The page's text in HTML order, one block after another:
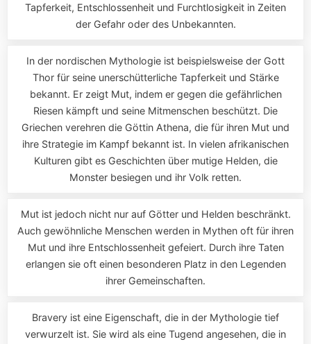
Tapferkeit, Entschlossenheit und Furchtlosigkeit in Zeiten
der Gefahr oder des Unbekannten.
In der nordischen Mythologie ist beispielsweise der Gott
Thor für seine unerschütterliche Tapferkeit und Stärke
bekannt. Er zeigt Mut, indem er gegen die gefährlichen
Riesen kämpft und seine Mitmenschen beschützt. Die
Griechen verehren die Göttin Athena, die für ihren Mut und
ihre Strategie im Kampf bekannt ist. In vielen afrikanischen
Kulturen gibt es Geschichten über mutige Helden, die
Monster besiegen und ihr Volk retten.
Mut ist jedoch nicht nur auf Götter und Helden beschränkt.
Auch gewöhnliche Menschen werden in Mythen oft für ihren
Mut und ihre Entschlossenheit gefeiert. Durch ihre Taten
erlangen sie oft einen besonderen Platz in den Legenden
ihrer Gemeinschaften.
Bravery ist eine Eigenschaft, die in der Mythologie tief
verwurzelt ist. Sie wird als eine Tugend angesehen, die in